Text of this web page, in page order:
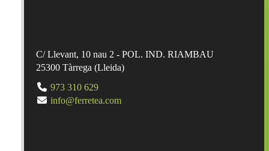
C/ Llevant, 10 nau 2 - POL. IND. RIAMBAU
25300 Tàrrega (Lleida)
973 310 629
info@ferretea.com